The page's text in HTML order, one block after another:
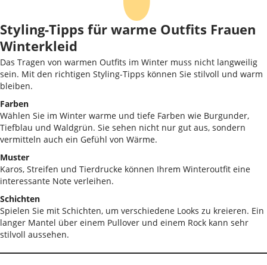
Styling-Tipps für warme Outfits Frauen
Winterkleid
Das Tragen von warmen Outfits im Winter muss nicht langweilig
sein. Mit den richtigen Styling-Tipps können Sie stilvoll und warm
bleiben.
Farben
Wählen Sie im Winter warme und tiefe Farben wie Burgunder,
Tiefblau und Waldgrün. Sie sehen nicht nur gut aus, sondern
vermitteln auch ein Gefühl von Wärme.
Muster
Karos, Streifen und Tierdrucke können Ihrem Winteroutfit eine
interessante Note verleihen.
Schichten
Spielen Sie mit Schichten, um verschiedene Looks zu kreieren. Ein
langer Mantel über einem Pullover und einem Rock kann sehr
stilvoll aussehen.